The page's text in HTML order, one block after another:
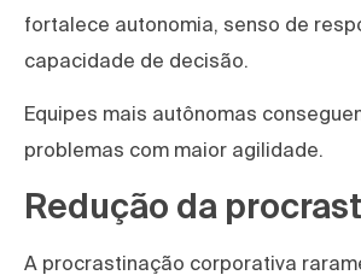
fortalece autonomia, senso de
capacidade de decisão.
Equipes mais autônomas
problemas com maior agilidade.
Redução da
A procrastinação corporativa